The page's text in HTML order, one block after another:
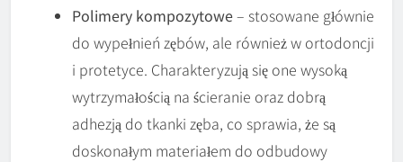
Polimery kompozytowe– stosowane głównie
do wypełnień zębów, ale również w ortodoncji
i protetyce. Charakteryzują się one wysoką
wytrzymałością na ścieranie oraz dobrą
adhezją do tkanki zęba, co sprawia, że są
doskonałym materiałem do odbudowy